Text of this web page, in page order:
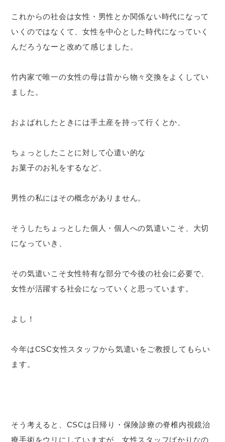
これからの社会は女性・男性とか関係ない時代になって
いくのではなくて、女性を中心とした時代になっていく
んだろうなーと改めて感じました。
竹内家で唯一の女性の母は昔から物々交換をよくしてい
ました。
およばれしたときには手土産を持って行くとか、
ちょっとしたことに対して心遣い的な
お菓子のお礼をするなど、
男性の私にはその概念がありません。
そうしたちょっとした個人・個人への気遣いこそ、大切
になっていき、
その気遣いこそ女性特有な部分で今後の社会に必要で、
女性が活躍する社会になっていくと思っています。
よし！
今年はCSC女性スタッフから気遣いをご教授してもらい
ます。
そう考えると、CSCは日帰り・保険診療の脊椎内視鏡治
療手術をウリにしていますが、女性スタッフばかりなの